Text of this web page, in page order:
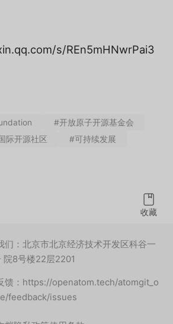
s/REn5mHNwrPai3
#开放原子开源基金会
际开源社区
#可持续发展
收藏
们：北京市北京经济技术开发区科谷一
院8号楼22层2201
馈：https://openatom.tech/atomgit_o
feedback/issues